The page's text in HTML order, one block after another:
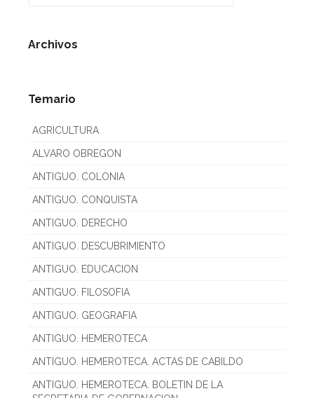
Archivos
Temario
AGRICULTURA
ALVARO OBREGON
ANTIGUO. COLONIA
ANTIGUO. CONQUISTA
ANTIGUO. DERECHO
ANTIGUO. DESCUBRIMIENTO
ANTIGUO. EDUCACION
ANTIGUO. FILOSOFIA
ANTIGUO. GEOGRAFIA
ANTIGUO. HEMEROTECA
ANTIGUO. HEMEROTECA. ACTAS DE CABILDO
ANTIGUO. HEMEROTECA. BOLETIN DE LA